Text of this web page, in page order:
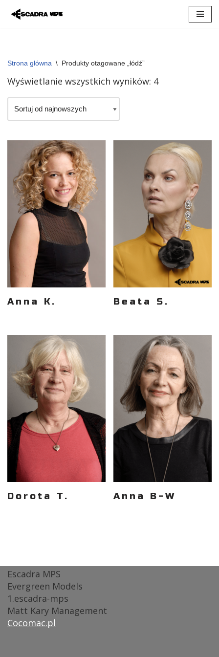
Strona główna \ Produkty otagowane „łódź”
Wyświetlanie wszystkich wyników: 4
Anna K. Beata S.
Dorota T. Anna B-W
Escadra MPS
Evergreen Models
1.escadra-mps
Matt Kary Management
Cocomac.pl